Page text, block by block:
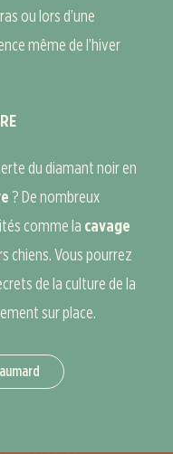
ou lors d’une
même de l’hiver
du diamant noir en
? De nombreux
comme la cavage
chiens. Vous pourrez
de la culture de la
sur place.